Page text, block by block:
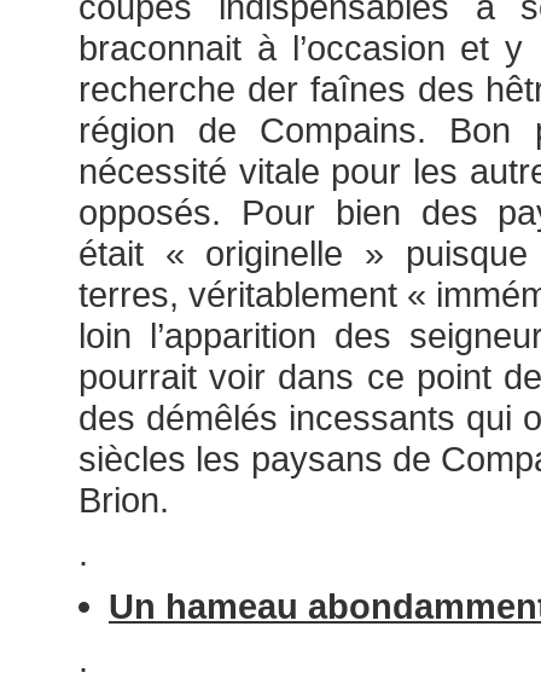
braconnait à l’occasion et
recherche der faînes des
région de Compains. Bon
nécessité vitale pour les
opposés. Pour bien des
était « originelle »
terres, véritablement «
loin l’apparition des
pourrait voir dans ce point
des démêlés incessants qui
siècles les paysans de
Brion.
.
Un hameau
.